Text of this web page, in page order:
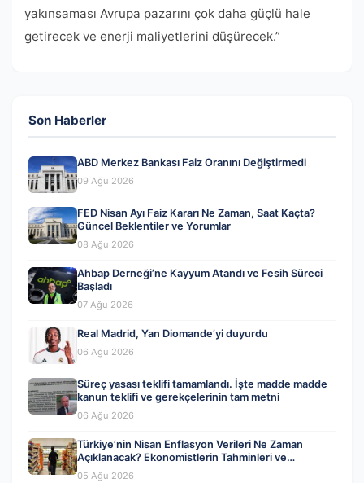
yakınsaması Avrupa pazarını çok daha güçlü hale
getirecek ve enerji maliyetlerini düşürecek.”
Son Haberler
ABD Merkez Bankası Faiz Oranını Değiştirmedi
09 Ağu 2026
FED Nisan Ayı Faiz Kararı Ne Zaman, Saat Kaçta?
Güncel Beklentiler ve Yorumlar
08 Ağu 2026
Ahbap Derneği’ne Kayyum Atandı ve Fesih Süreci
Başladı
07 Ağu 2026
Real Madrid, Yan Diomande’yi duyurdu
06 Ağu 2026
Süreç yasası teklifi tamamlandı. İşte madde madde
kanun teklifi ve gerekçelerinin tam metni
06 Ağu 2026
Türkiye’nin Nisan Enflasyon Verileri Ne Zaman
Açıklanacak? Ekonomistlerin Tahminleri ve
Beklentiler
05 Ağu 2026